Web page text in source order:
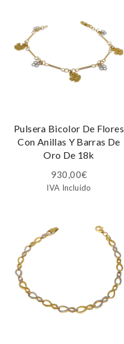
Pulsera Bicolor De Flores
Con Anillas Y Barras De
Oro De 18k
930,00€
IVA Incluido